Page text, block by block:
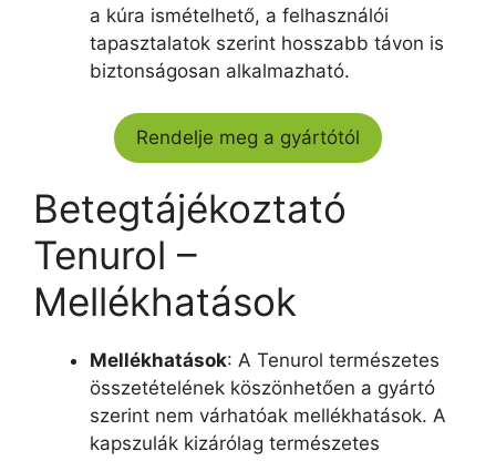
a kúra ismételhető, a felhasználói
tapasztalatok szerint hosszabb távon is
biztonságosan alkalmazható.
Rendelje meg a gyártótól
Betegtájékoztató
Tenurol –
Mellékhatások
Mellékhatások: A Tenurol természetes
összetételének köszönhetően a gyártó
szerint nem várhatóak mellékhatások. A
kapszulák kizárólag természetes